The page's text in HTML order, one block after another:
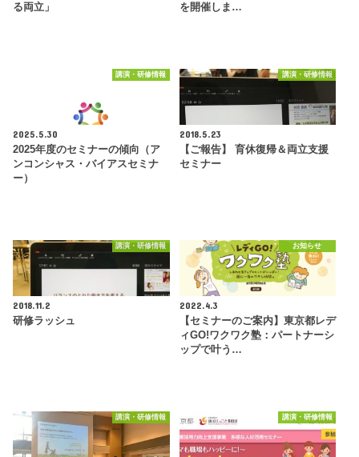
る両立」
を開催しま…
講演・研修情報
2025.5.30
2025年度のセミナーの傾向（ア
ンコンシャス・バイアスセミナ
ー）
講演・研修情報
2018.5.23
【ご報告】 育休復帰＆両立支援
セミナー
講演・研修情報
2018.11.2
研修ラッシュ
お知らせ
2022.4.3
【セミナーのご案内】東京都レデ
ィGO!ワクワク塾：パートナーシ
ップで叶う…
講演・研修情報 講演・研修情報